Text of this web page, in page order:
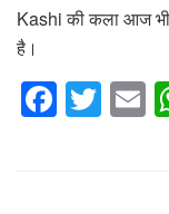
Kashi की कला आज भी
है।
F
a
T
wi
E